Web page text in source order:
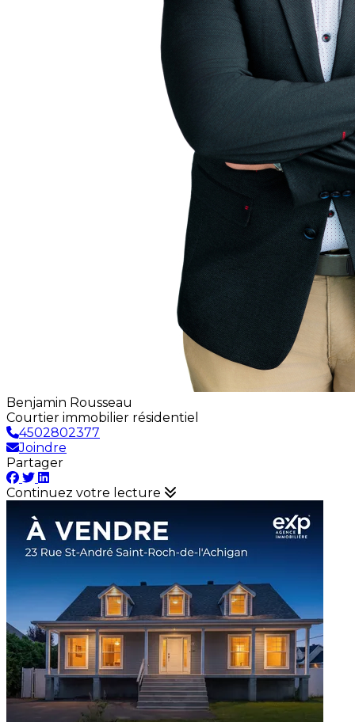
Benjamin Rousseau
Courtier immobilier résidentiel
4502802377
Joindre
Partager
Continuez votre lecture